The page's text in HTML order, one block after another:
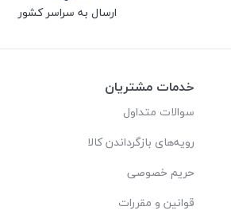
ارسال به سراسر کشور
خدمات مشتریان
سوالات متداول
رویه‌های بازگرداندن کالا
حریم خصوصی
قوانین و مقررات